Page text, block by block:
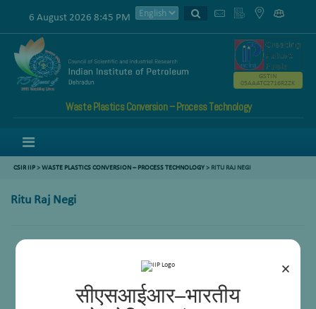
×
सीएसआईआर–भारतीय
6 August 2026 8:45 PM
Waste Plastics Conversion – Process Technology
GSTIN
05AAATC2716R2ZK
CSIR IIP>WASTE PLASTICS CONVERSION – PROCESS TECHNOLOGY> RITU RAJ NEGI
Ritu Raj Negi